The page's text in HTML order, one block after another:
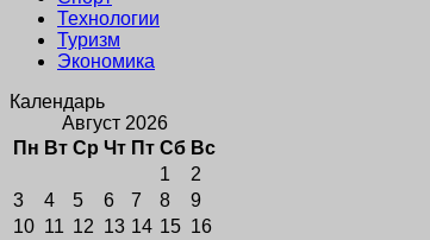
Технологии
Туризм
Экономика
Календарь
Август 2026
Пн Вт Ср Чт Пт Сб Вс
1
2
3
4 5 6 7 8
9
10 11 12 13 14 15 16